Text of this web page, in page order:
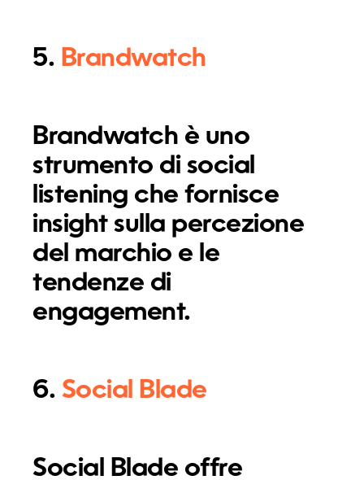
5. Brandwatch
Brandwatch è uno
strumento di social
listening che fornisce
insight sulla percezione
del marchio e le
tendenze di
engagement.
6. Social Blade
Social Blade offre